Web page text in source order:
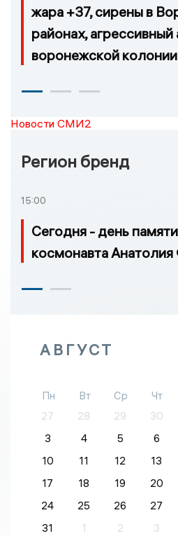
жара +37, сирены в
районах,
воронежской колонии
Новости СМИ2
Регион бренд
15:00
Сегодня - день
космонавта
АВГУСТ
Пн Вт Ср Чт
27
28 29 30
3
4 5 6
10
11 12 13
17
18 19 20
24
25 26 27
31
1 2 3